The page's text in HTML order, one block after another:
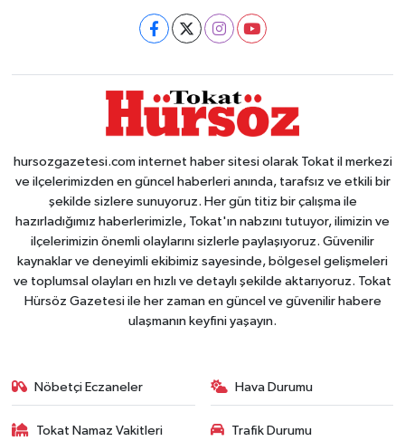
hursozgazetesi.com internet haber sitesi olarak Tokat il merkezi
ve ilçelerimizden en güncel haberleri anında, tarafsız ve etkili bir
şekilde sizlere sunuyoruz. Her gün titiz bir çalışma ile
hazırladığımız haberlerimizle, Tokat'ın nabzını tutuyor, ilimizin ve
ilçelerimizin önemli olaylarını sizlerle paylaşıyoruz. Güvenilir
kaynaklar ve deneyimli ekibimiz sayesinde, bölgesel gelişmeleri
ve toplumsal olayları en hızlı ve detaylı şekilde aktarıyoruz. Tokat
Hürsöz Gazetesi ile her zaman en güncel ve güvenilir habere
ulaşmanın keyfini yaşayın.
Nöbetçi Eczaneler Hava Durumu
Tokat Namaz Vakitleri Trafik Durumu